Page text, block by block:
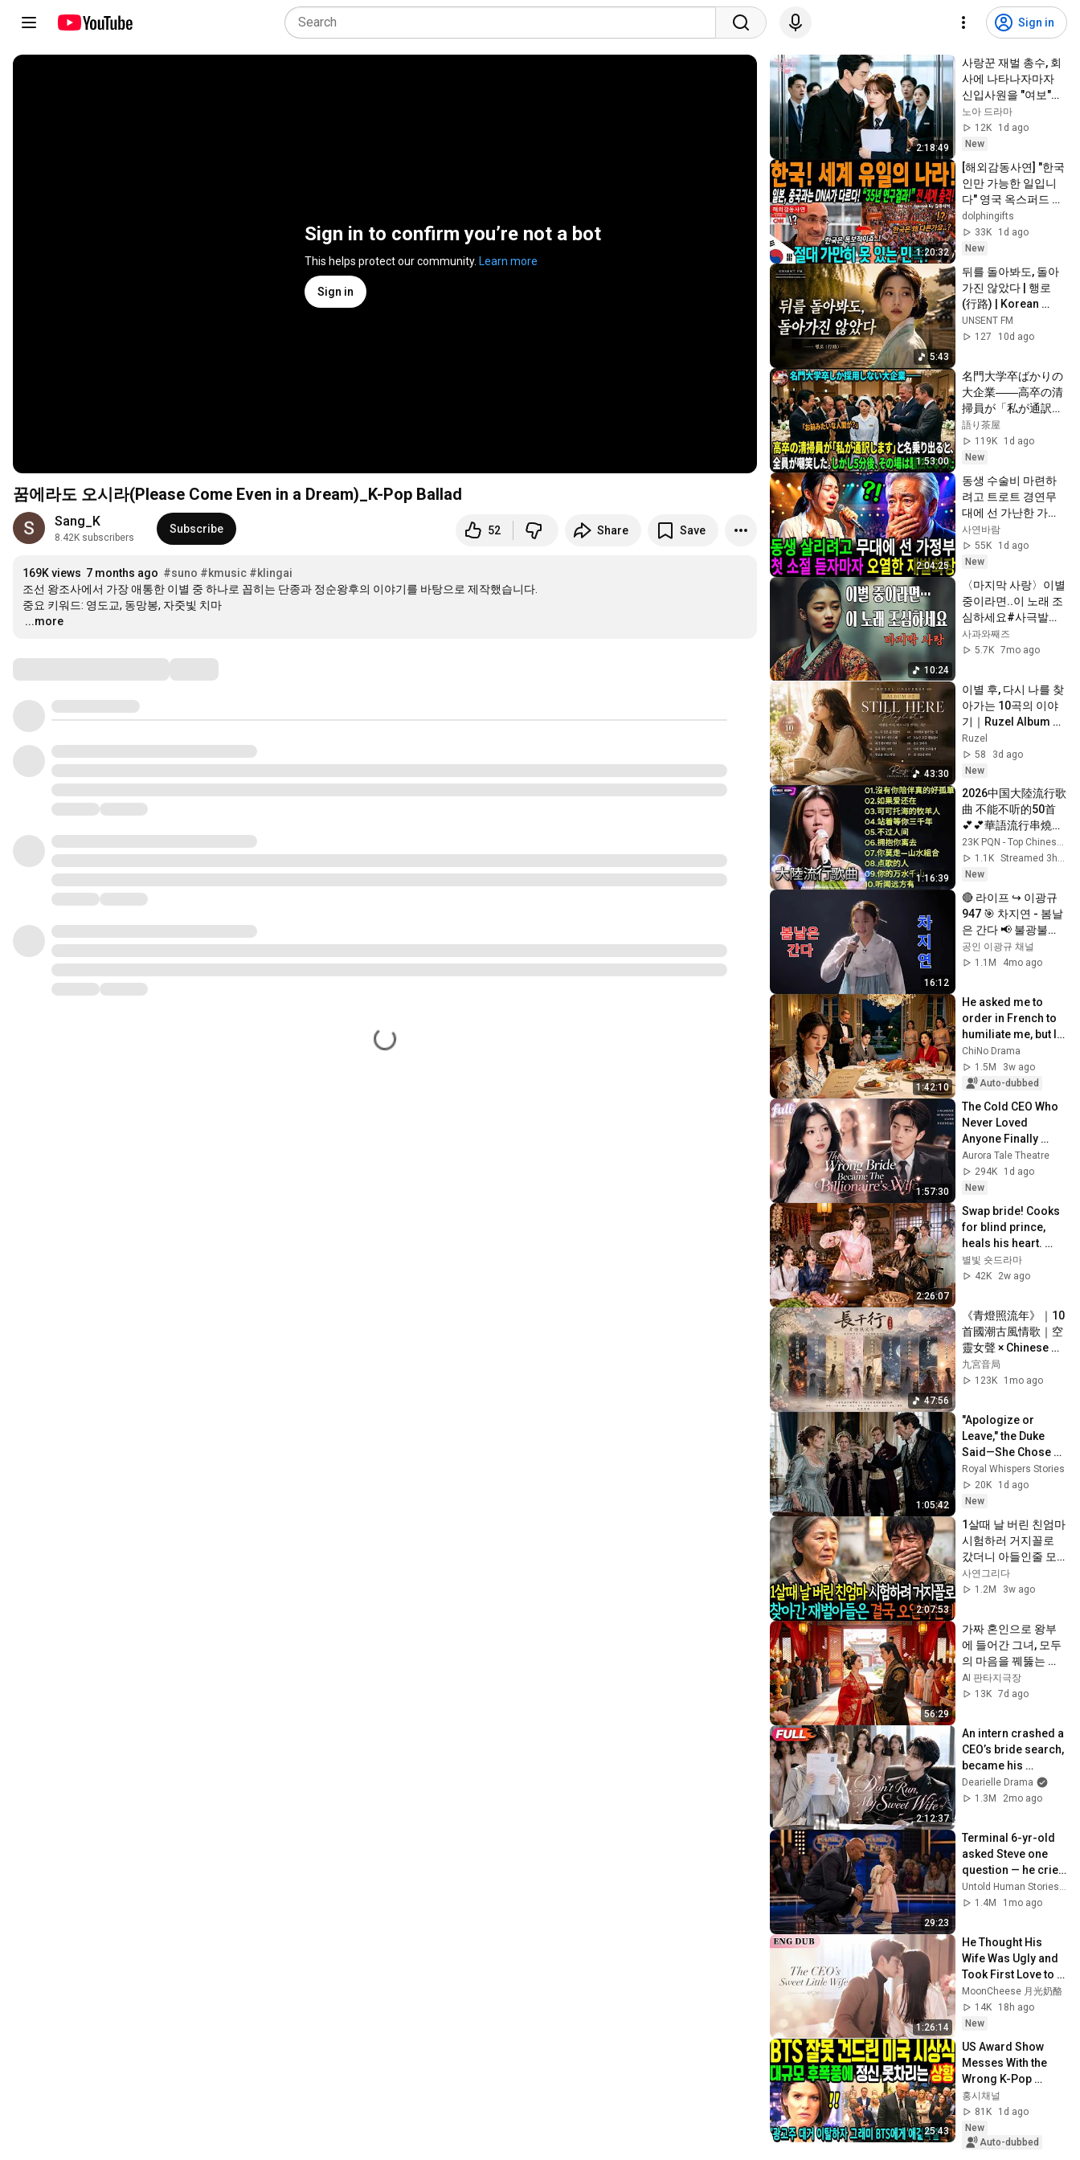
Sign in
Sign in to confirm you’re not a bot
This helps protect our community. Learn more
Sign in
꿈에라도 오시라(Please Come Even in a Dream)_K-Pop Ballad
Sang_K
8.42K subscribers
Subscribe 52 Share Save
169K views 7 months ago #suno #kmusic #klingai
조선 왕조사에서 가장 애통한 이별 중 하나로 꼽히는 단종과 정순왕후의 이야기를 바탕으로 제작했습니다.
…
...more
2:18:49
사랑꾼 재벌 총수, 회
사에 나타나자마자
신입사원을 "여보"라
부르며 자기 여자라
고 선언했다. 회사는
순식간에 발칵 뒤집
혔다!  #중국드라마
#숏드라마 #로맨스
드라마 #순애
노아 드라마
12K
1d ago
New
1:20:32
[해외감동사연] "한국
인만 가능한 일입니
다" 영국 옥스퍼드 교
수의 35년 연구, 한국
은 세계 어디에도 없
는 DNA를 가진 민족
dolphingifts
33K
1d ago
New
5:43
뒤를 돌아봐도, 돌아
가진 않았다 | 행로
(行路) | Korean
Traditional Soul
Jazz
UNSENT FM
127
10d ago
1:53:00
名門大学卒ばかりの
大企業――高卒の清
掃員が「私が通訳い
たします」と財閥会
長に告げた瞬間、全
員が嘲笑した。しか
静まり返った。#動
エピソード#老後の
物語 #家族の物語
語り茶屋
119K
1d ago
New
2:04:25
동생 수술비 마련하
려고 트로트 경연무
대에 선 가난한 가정
부, 그녀의 첫 소절에
재벌회장이 오열한
이유
사연바람
55K
1d ago
New
10:24
〈마지막 사랑〉이별
중이라면..이 노래 조
심하세요#사극발라
드#kpop
사과와째즈
5.7K 7mo ago
43:30
이별 후, 다시 나를 찾
아가는 10곡의 이야
기｜Ruzel Album 02
STILL HERE | 감성 발
라드 플레이리스트플
리
Ruzel
58
3d ago
New
1:16:39
2026中国大陸流行歌
曲 不能不听的50首
💕💕華語流行串燒精
選抒情歌 💕💕2026
最新歌曲 2026好听
的流行歌
23K PQN - Top Chinese Song
1.1K
Streamed 3h ago
New
16:12
🔴 라이프 ↪️ 이광규
947 🎯 차지연 - 봄날
은 간다 📢 불광불급!
미치지 않코서는 미
칠 수 없다!
공인 이광규 채널
1.1M
4mo ago
1:42:10
He asked me to
order in French to
humiliate me, but I
speak 8 languages
and left him in
shock.
ChiNo Drama
1.5M
3w ago
Auto-dubbed
1:57:30
The Cold CEO Who
Never Loved
Anyone Finally
Found His True
Love and Showed
Her Off Every Day
Aurora Tale Theatre
294K
1d ago
New
2:26:07
Swap bride! Cooks
for blind prince,
heals his heart.
Exposes plot,
becomes his
별빛 숏드라마
42K
2w ago
47:56
《青燈照流年》｜10
首國潮古風情歌｜空
靈女聲 × Chinese
Style
Mandopop【九宮音
九宮音局
123K
1mo ago
1:05:42
"Apologize or
Leave," the Duke
Said—She Chose
the Truth Instead
Royal Whispers Stories
20K
1d ago
New
2:07:53
1살때 날 버린 친엄마
시험하러 거지꼴로
갔더니 아들인줄 모
르고 절뚝거리며 한
말이.. ㅣ노후사연ㅣ
사연그리다
1.2M
3w ago
56:29
가짜 혼인으로 왕부
에 들어간 그녀, 모두
의 마음을 꿰뚫는 지
혜로 판을 뒤집는다!
숨겨진 계략과 사랑
스…
AI 판타지극장
13K 7d ago
2:12:37
An intern crashed a
CEO’s bride search,
became his
contract wife—then
got spoiled by him.
Dearielle Drama
1.3M
2mo ago
29:23
Terminal 6-yr-old
asked Steve one
question — he cried
for 10 minutes
Untold Human Stories and 6 more
1.4M
1mo ago
1:26:14
He Thought His
Wife Was Ugly and
Took First Love to
Banquet—But She
Stunned Everyone,
He Regretted ！
MoonCheese 月光奶酪
14K
18h ago
New
25:43
US Award Show
Messes With the
Wrong K-Pop
Group… Grammy
Reels from
Massive
Backlash/The 66-
홍시채널
81K
1d ago
New
Auto-dubbed